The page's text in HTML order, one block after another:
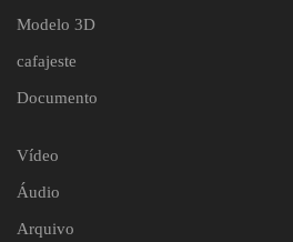
Modelo 3D
cafajeste
Documento
Vídeo
Áudio
Arquivo